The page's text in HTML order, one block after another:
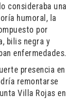
consideraba una
humoral, la
por
bilis negra y
enfermedades.
presencia en
remontarse
Villa Rojas en